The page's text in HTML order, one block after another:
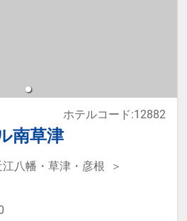
南草津
ホテルコード:12882
江八幡・草津・彦根